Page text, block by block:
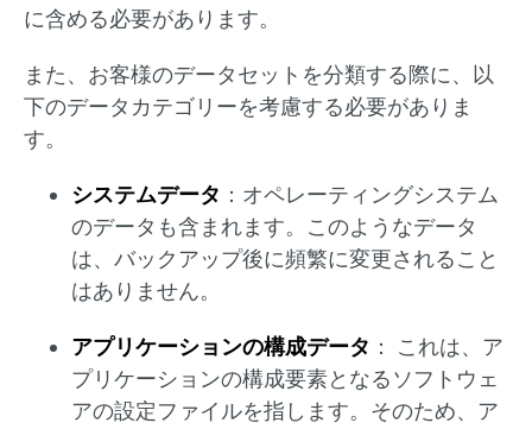
に含める必要があります。
また、お客様のデータセットを分類する際に、以
下のデータカテゴリーを考慮する必要がありま
す。
システムデータ ：オペレーティングシステム
のデータも含まれます。このようなデータ
は、バックアップ後に頻繁に変更されること
はありません。
アプリケーションの構成データ ： これは、ア
プリケーションの構成要素となるソフトウェ
アの設定ファイルを指します。そのため、ア